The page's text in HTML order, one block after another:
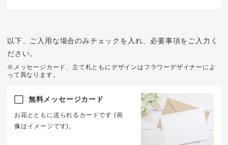
以下、ご入用な場合のみチェックを入れ、必要事項をご入力く
ださい。
※メッセージカード、立て札ともにデザインはフラワーデザイナーによ
って異なります。
無料メッセージカード
お花とともに送られるカードです (画
像はイメージです)。